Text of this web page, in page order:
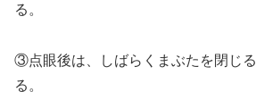
る。
③点眼後は、しばらくまぶたを閉じ
る。